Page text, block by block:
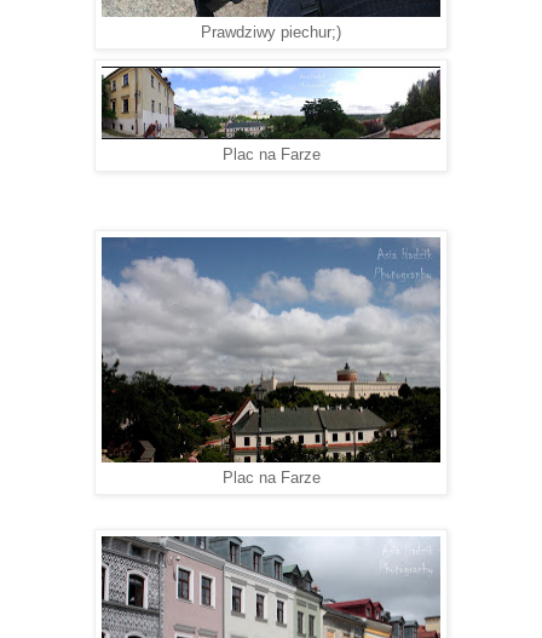
Prawdziwy piechur;)
Plac na Farze
Plac na Farze